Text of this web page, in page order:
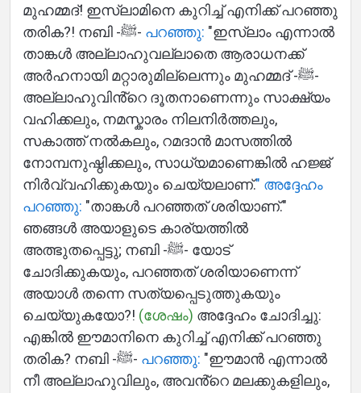
മുഹമ്മദ്! ഇസ്ലാമിനെ കുറിച്ച് എനിക്ക് പറഞ്ഞു
തരിക?! നബി -ﷺ- പറഞ്ഞു: "ഇസ്ലാം എന്നാൽ
താങ്കൾ അല്ലാഹുവല്ലാതെ ആരാധനക്ക്
അർഹനായി മറ്റാരുമില്ലെന്നും മുഹമ്മദ് -ﷺ-
അല്ലാഹുവിൻ്റെ ദൂതനാണെന്നും സാക്ഷ്യം
വഹിക്കലും, നമസ്കാരം നിലനിർത്തലും,
സകാത്ത് നൽകലും, റമദാൻ മാസത്തിൽ
നോമ്പനുഷ്ഠിക്കലും, സാധ്യമാണെങ്കിൽ ഹജ്ജ്
നിർവ്വഹിക്കുകയും ചെയ്യലാണ്." അദ്ദേഹം
പറഞ്ഞു: "താങ്കൾ പറഞ്ഞത് ശരിയാണ്."
ഞങ്ങൾ അയാളുടെ കാര്യത്തിൽ
അത്ഭുതപ്പെട്ടു; നബി -ﷺ- യോട്
ചോദിക്കുകയും, പറഞ്ഞത് ശരിയാണെന്ന്
അയാൾ തന്നെ സത്യപ്പെടുത്തുകയും
ചെയ്യുകയോ?! (ശേഷം) അദ്ദേഹം ചോദിച്ചു:
എങ്കിൽ ഈമാനിനെ കുറിച്ച് എനിക്ക് പറഞ്ഞു
തരിക? നബി -ﷺ- പറഞ്ഞു: "ഈമാൻ എന്നാൽ
നീ അല്ലാഹുവിലും, അവൻ്റെ മലക്കുകളിലും,